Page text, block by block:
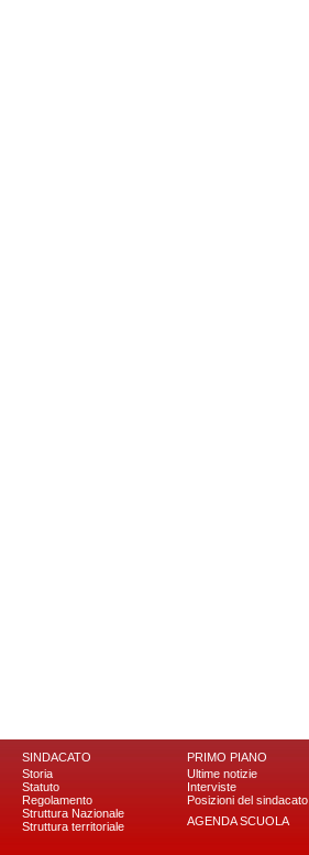
SINDACATO
Storia
Statuto
Regolamento
Struttura Nazionale
Struttura territoriale
PRIMO PIANO
Ultime notizie
Interviste
Posizioni del sindacato
AGENDA SCUOLA